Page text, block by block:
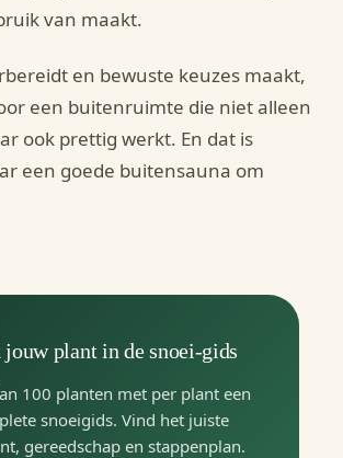
van maakt.
en bewuste keuzes maakt,
een buitenruimte die niet alleen
ook prettig werkt. En dat is
een goede buitensauna om
jouw plant in de snoei-gids
100 planten met per plant een
snoeigids. Vind het juiste
gereedschap en stappenplan.